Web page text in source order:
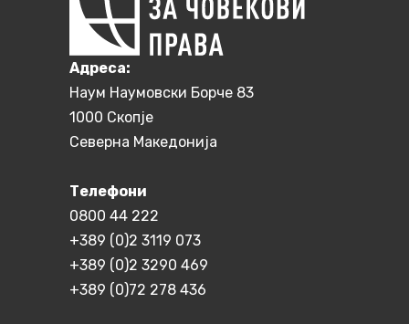
Aдреса:
Наум Наумовски Борче 83
1000 Скопје
Северна Македонија
Телефони
0800 44 222
+389 (0)2 3119 073
+389 (0)2 3290 469
+389 (0)72 278 436